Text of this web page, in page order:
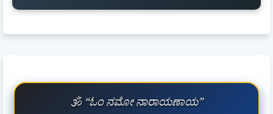
🕉️ “ಓಂ ನಮೋ ನಾರಾಯಣಾಯ”